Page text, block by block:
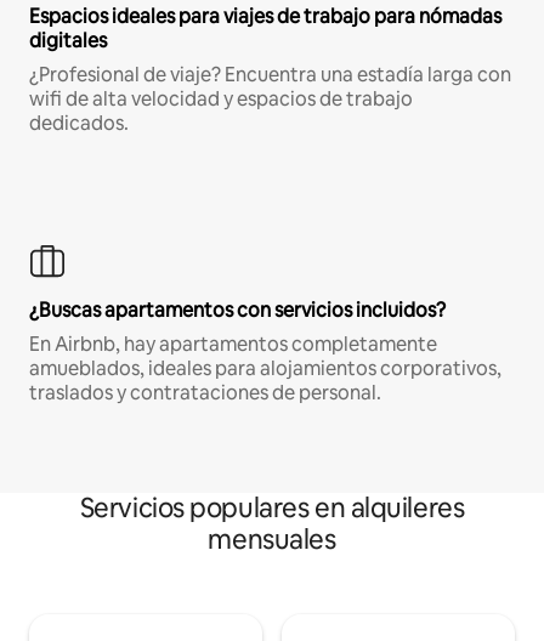
Espacios ideales para viajes de trabajo para nómadas
digitales
¿Profesional de viaje? Encuentra una estadía larga con
wifi de alta velocidad y espacios de trabajo
dedicados.
¿Buscas apartamentos con servicios incluidos?
En Airbnb, hay apartamentos completamente
amueblados, ideales para alojamientos corporativos,
traslados y contrataciones de personal.
Servicios populares en alquileres
mensuales